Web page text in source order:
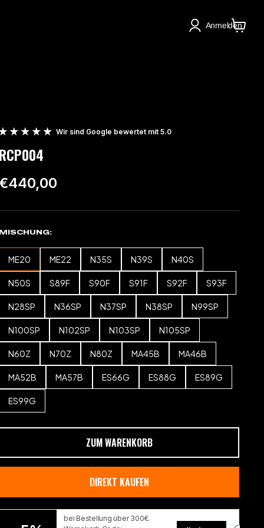
Anmelden
Wir sind Google bewertet mit 5.0
RCP004
€440,00
MISCHUNG
ME20 ME22 N35S N39S N40S
N50S S89F S90F S91F S92F S93F
N28SP N36SP N37SP N38SP N99SP
N100SP N102SP N103SP N105SP
N60Z N70Z N80Z MA45B MA46B
MA52B MA57B ES66G ES88G ES89G
ES99G
ZUM WARENKORB
DIREKT KAUFEN
bei Bestellung über 300€.